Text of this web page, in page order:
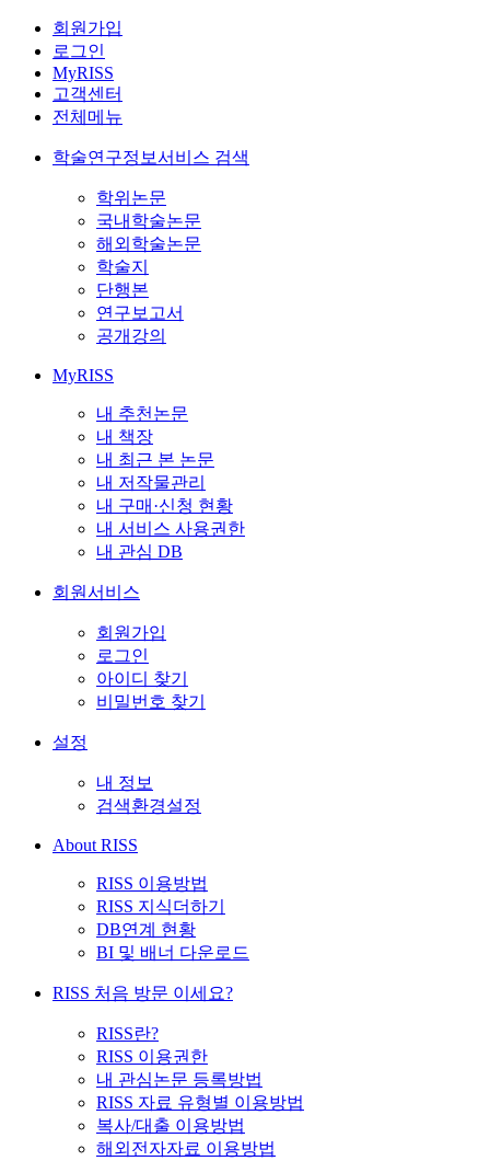
회원가입
로그인
MyRISS
고객센터
전체메뉴
학술연구정보서비스 검색
학위논문
국내학술논문
해외학술논문
학술지
단행본
연구보고서
공개강의
MyRISS
내 추천논문
내 책장
내 최근 본 논문
내 저작물관리
내 구매·신청 현황
내 서비스 사용권한
내 관심 DB
회원서비스
회원가입
로그인
아이디 찾기
비밀번호 찾기
설정
내 정보
검색환경설정
About RISS
RISS 이용방법
RISS 지식더하기
DB연계 현황
BI 및 배너 다운로드
RISS 처음 방문 이세요?
RISS란?
RISS 이용권한
내 관심논문 등록방법
RISS 자료 유형별 이용방법
복사/대출 이용방법
해외전자자료 이용방법